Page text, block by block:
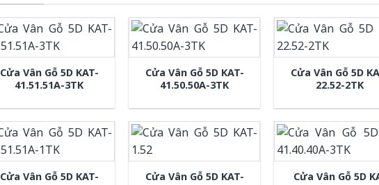
Cửa Vân Gỗ 5D KAT-
41.51.51A-3TK
Cửa Vân Gỗ 5D KAT-
41.50.50A-3TK
Cửa Vân Gỗ 5D
22.52-2TK
Cửa Vân Gỗ 5D KAT-
Cửa Vân Gỗ 5D KAT-
Cửa Vân Gỗ 5D